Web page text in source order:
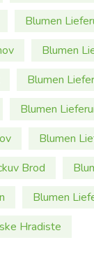
Blumen
Blumen
Blumen
Blumen
Blumen
Brod
Blumen
Hradiste